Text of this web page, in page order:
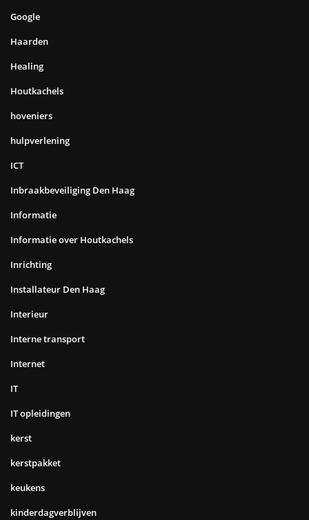
Google
Haarden
Healing
Houtkachels
hoveniers
hulpverlening
ICT
Inbraakbeveiliging Den Haag
Informatie
Informatie over Houtkachels
Inrichting
Installateur Den Haag
Interieur
Interne transport
Internet
IT
IT opleidingen
kerst
kerstpakket
keukens
kinderdagverblijven